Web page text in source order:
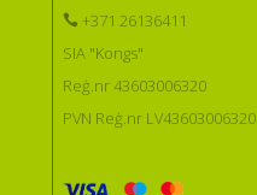
+371 26136411
SIA "Kongs"
Reģ.nr 43603006320
PVN Reģ.nr LV43603006320